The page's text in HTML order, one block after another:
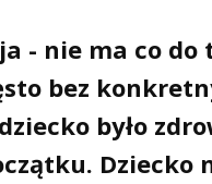
- nie ma co do
bez
było
Dziecko